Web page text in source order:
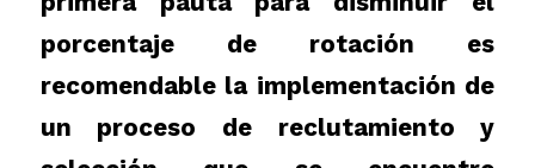
porcentaje de rotación es
recomendable la implementación de
un proceso de reclutamiento y